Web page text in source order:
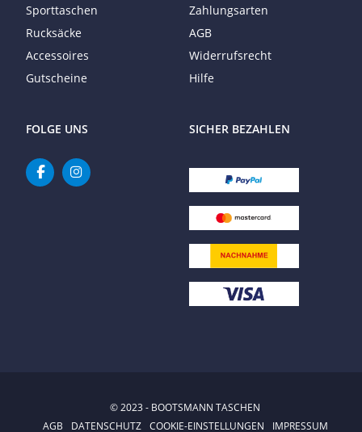
Sporttaschen
Rucksäcke
Accessoires
Gutscheine
Zahlungsarten
AGB
Widerrufsrecht
Hilfe
FOLGE UNS SICHER BEZAHLEN
© 2023 - BOOTSMANN TASCHEN
AGB
DATENSCHUTZ COOKIE-EINSTELLUNGEN IMPRESSUM